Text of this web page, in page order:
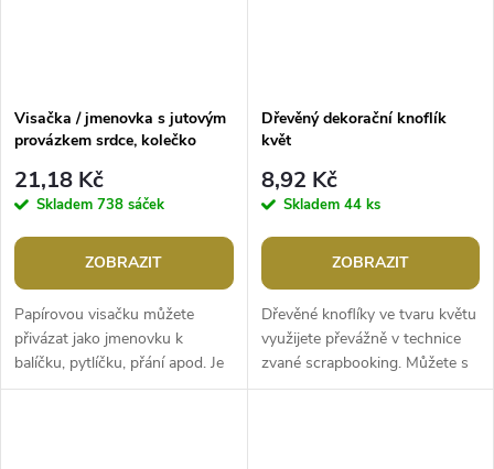
Visačka / jmenovka s jutovým
provázkem srdce, kolečko
21,18 Kč
Skladem 738 sáček
ZOBRAZIT
Papírovou visačku můžete
přivázat jako jmenovku k
balíčku, pytlíčku, přání apod. Je
vyrobená z pevného papíru. V
Dřevěný dekorační knoflík
květ
8,92 Kč
Skladem 44 ks
ZOBRAZIT
Dřevěné knoflíky ve tvaru květu
využijete převážně v technice
zvané scrapbooking. Můžete s
nimi ozdobit rámečky, přáníčka,